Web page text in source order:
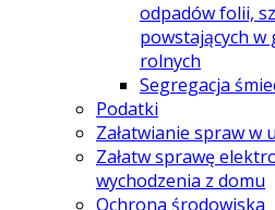
odpadów folii,
powstających
rolnych
Segregacja
Podatki
Załatwianie spraw w
Załatw sprawę
wychodzenia z domu
Ochrona środowiska